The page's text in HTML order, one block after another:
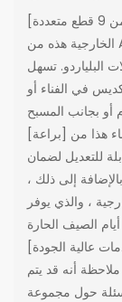
[مجموعة مكونة من 9 قطع متعددة] تتضمن مجموعة الطعام
الخارجية هذه من Arlau طاولة مستطيلة 87 بوصة و 8 كراسي مع
البلياردو. تسهل
في الفناء أو
أو بجانب المسبح
[براعة] يأتي كرسي الفناء هذا من Arlau مع وسادة قابلة للإزالة ،
للتعديل لضمان
إلى ذلك ،
الخارجية ، والذي يوفر
الصيف الحارة
[المنتجات والخدمات عالية الجودة] يتم تعبئة طلبك في 5 صناديق ،
أنه قد يتم
حول مجموعة